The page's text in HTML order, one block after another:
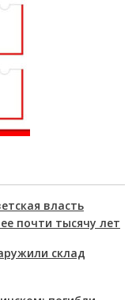
власть
почти тысячу лет
склад